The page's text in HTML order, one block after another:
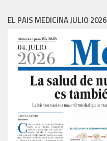
EL PAIS MEDICINA JULIO 2026